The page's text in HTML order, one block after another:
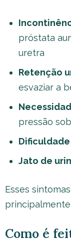
próstata
uretra
Retenção
esvaziar a
pressão
Jato de
Esses
Como é